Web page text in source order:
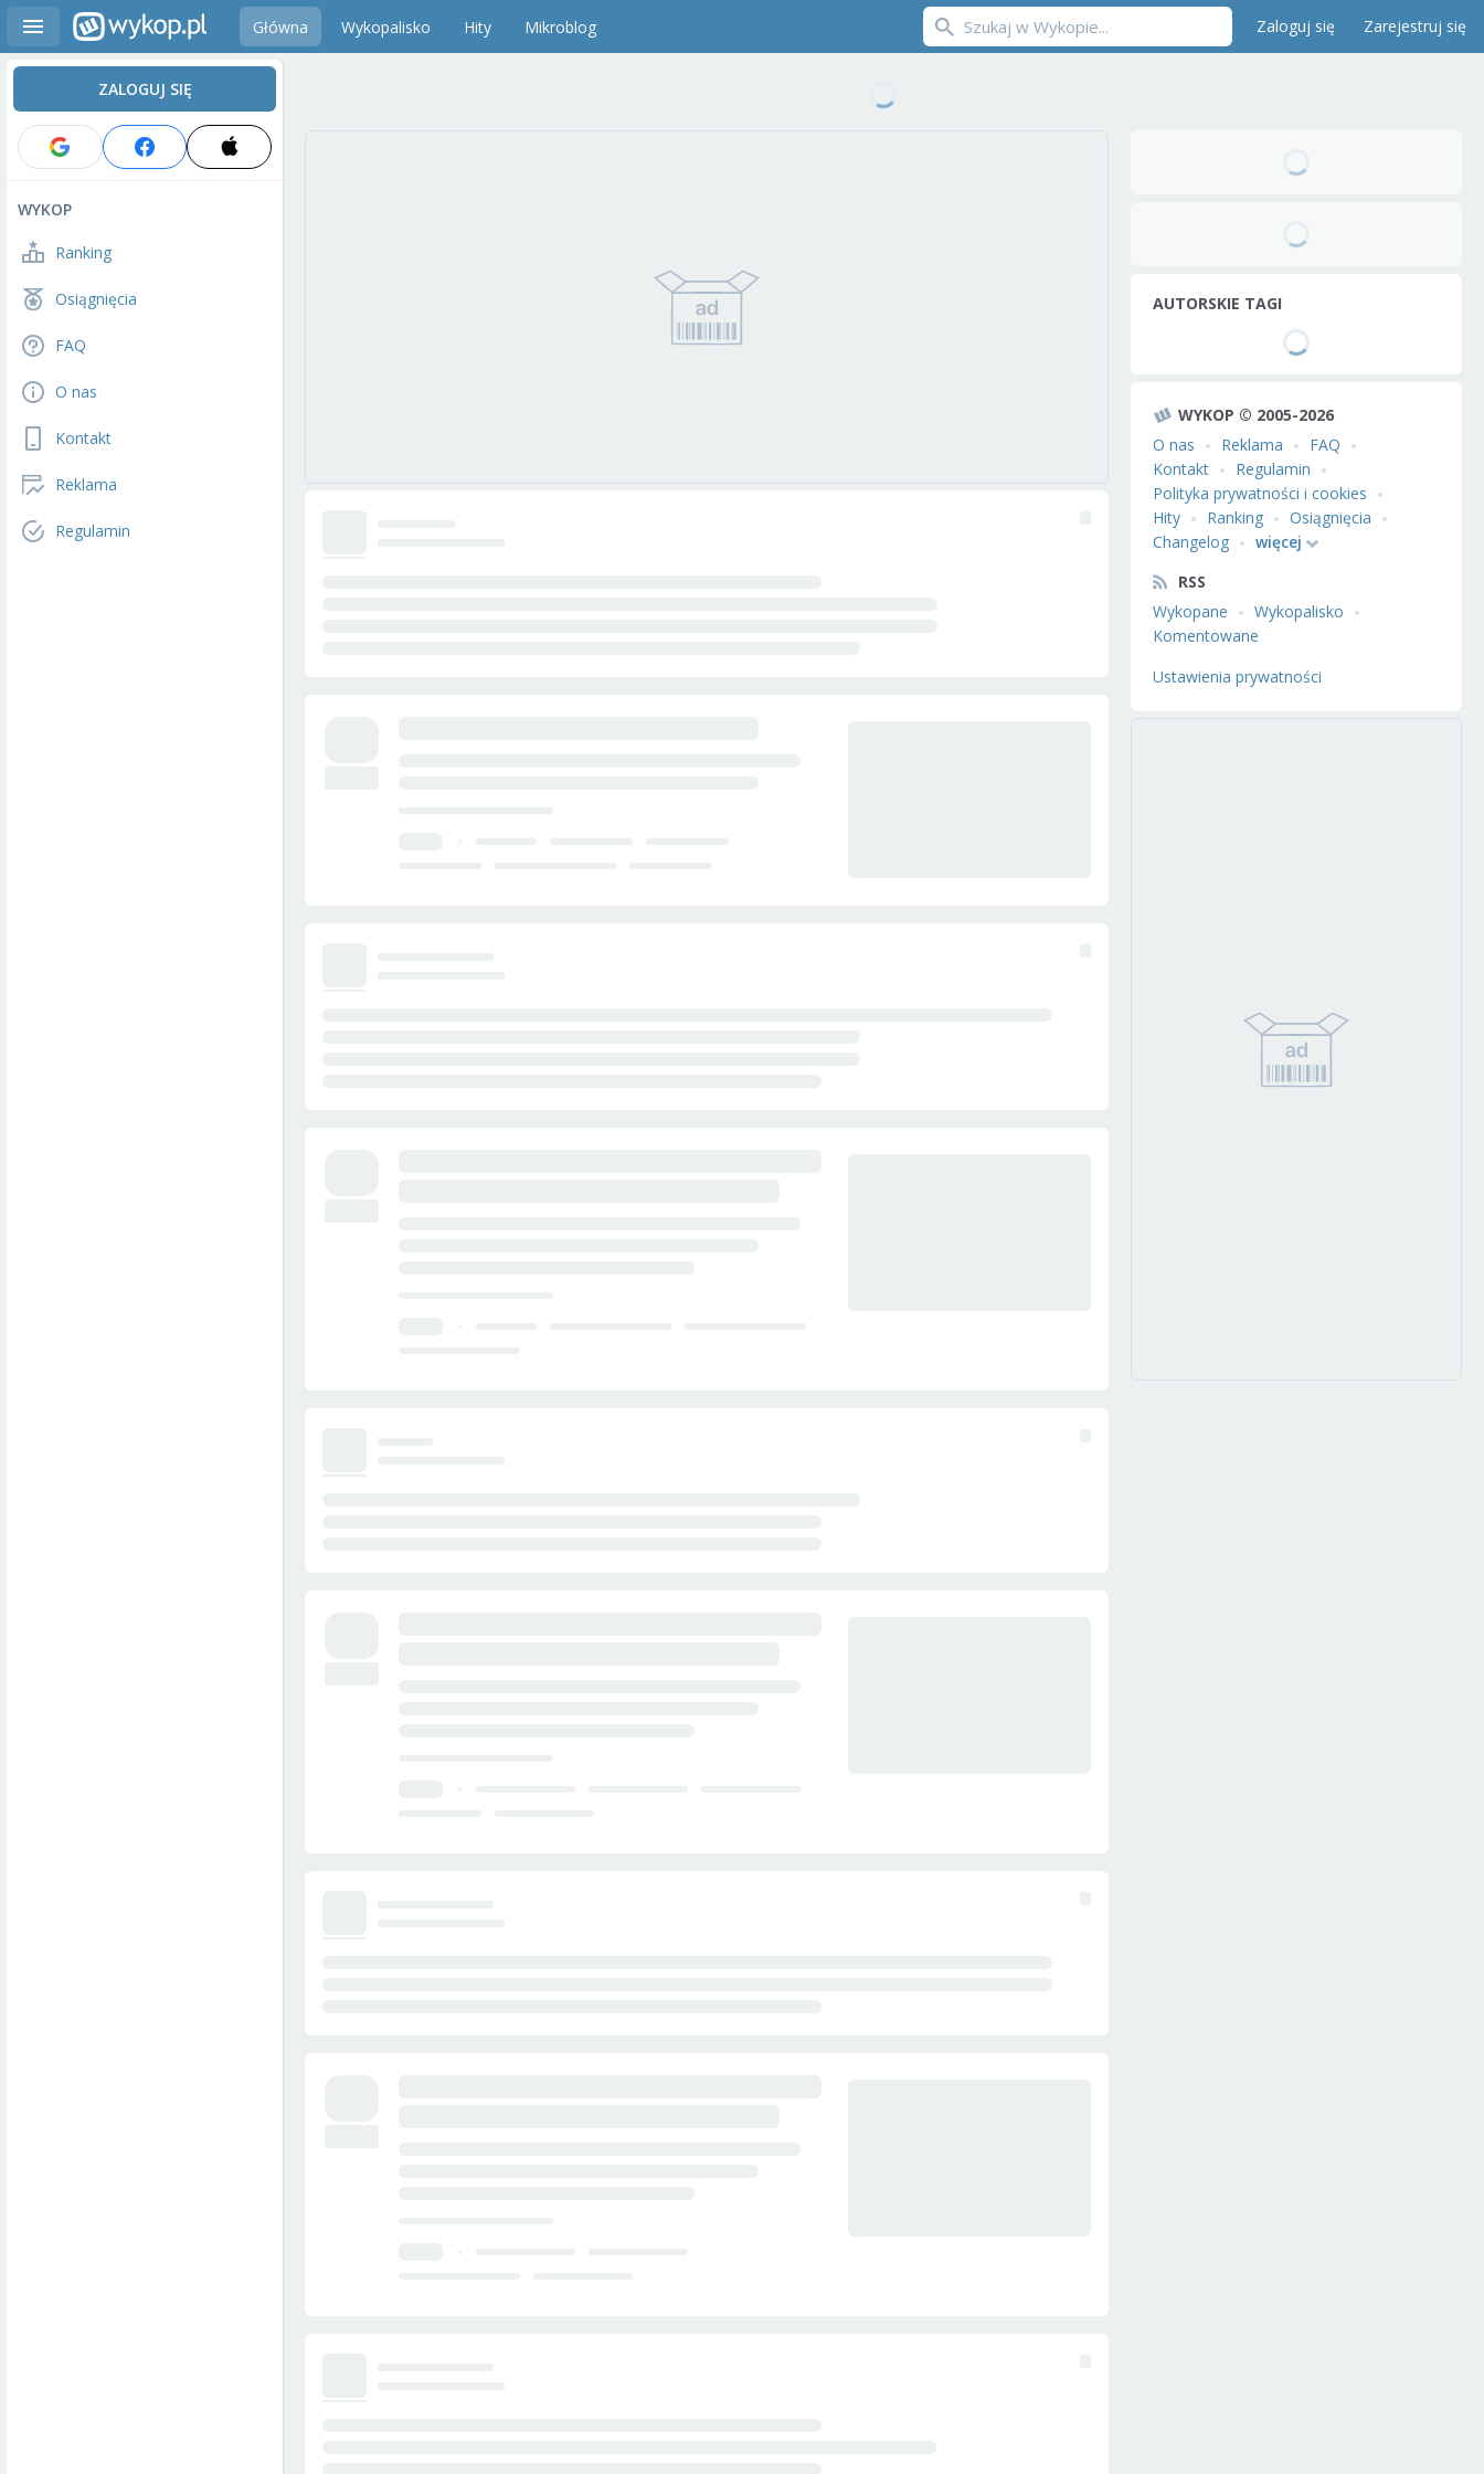
Główna Wykopalisko Hity Mikroblog Zaloguj się Zarejestruj się
ZALOGUJ SIĘ
WYKOP
Ranking
Osiągnięcia
FAQ
O nas
Kontakt
Reklama
Regulamin
AUTORSKIE TAGI
WYKOP © 2005-2026
O nas
Reklama
FAQ
Kontakt
Regulamin
Polityka prywatności i cookies
Hity
Ranking
Osiągnięcia
Changelog
więcej
RSS
Wykopane
Wykopalisko
Komentowane
Ustawienia prywatności